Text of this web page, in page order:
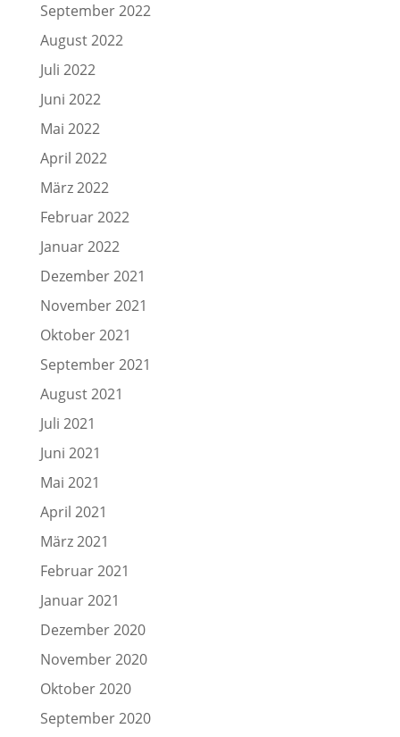
September 2022
August 2022
Juli 2022
Juni 2022
Mai 2022
April 2022
März 2022
Februar 2022
Januar 2022
Dezember 2021
November 2021
Oktober 2021
September 2021
August 2021
Juli 2021
Juni 2021
Mai 2021
April 2021
März 2021
Februar 2021
Januar 2021
Dezember 2020
November 2020
Oktober 2020
September 2020